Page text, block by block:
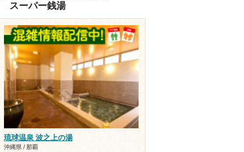
スーパー銭湯
琉球温泉 波之上の湯
沖縄県 / 那覇